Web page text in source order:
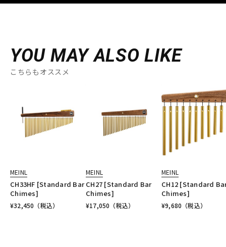
YOU MAY ALSO LIKE
こちらもオススメ
MEINL
CH33HF [Standard Bar
Chimes]
¥32,450 （税込）
MEINL
CH27 [Standard Bar
Chimes]
¥17,050 （税込）
MEINL
CH12 [Standard
Chimes]
¥9,680 （税込）